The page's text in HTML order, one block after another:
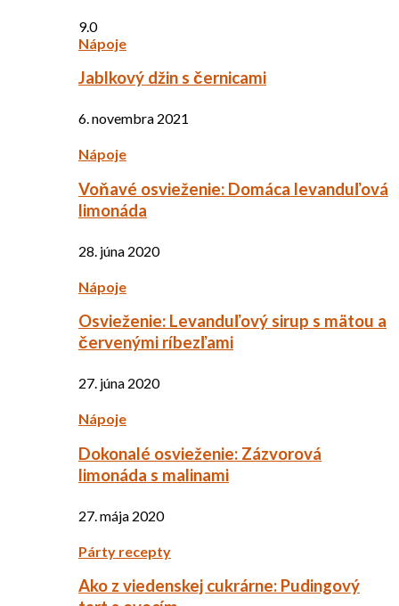
9.0
Nápoje
Jablkový džin s černicami
6. novembra 2021
Nápoje
Voňavé osvieženie: Domáca levanduľová
limonáda
28. júna 2020
Nápoje
Osvieženie: Levanduľový sirup s mätou a
červenými ríbezľami
27. júna 2020
Nápoje
Dokonalé osvieženie: Zázvorová
limonáda s malinami
27. mája 2020
Párty recepty
Ako z viedenskej cukrárne: Pudingový